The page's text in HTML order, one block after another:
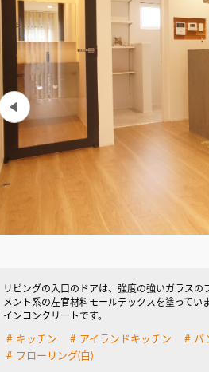
リビングの入口のドアは、強度の強いガラス
メント系の左官材料モールテックスを塗って
インコンクリートです。
キッチン アイランドキッチン パ
フローリング(白)